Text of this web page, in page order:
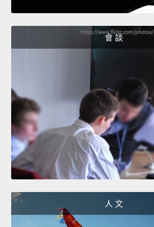
會 談
人 文